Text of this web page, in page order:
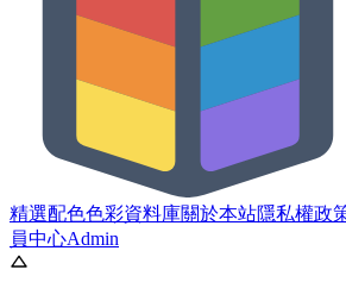
精選配色色彩資料庫關於本站隱私權政
員中心Admin